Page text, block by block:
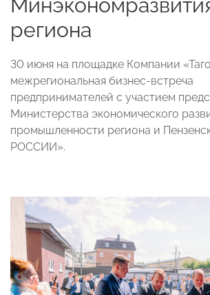
региона
30 июня на площадке Компании
межрегиональная бизнес-встреча
предпринимателей с участием
Министерства экономического
промышленности региона и
РОССИИ».